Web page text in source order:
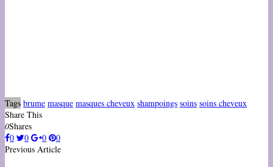
Tags brume masque masques cheveux shampoings soins soins cheveux
Share This
0Shares
0
0 0
0
Previous Article